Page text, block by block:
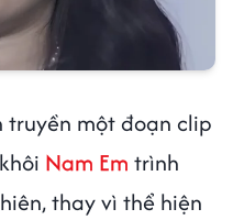
truyền một đoạn clip
Nam Em trình
thay vì thể hiện